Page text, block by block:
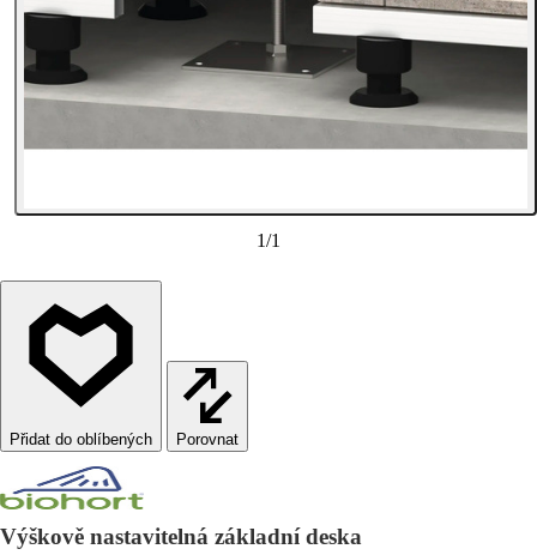
1/1
Porovnat
Výškově nastavitelná základní deska